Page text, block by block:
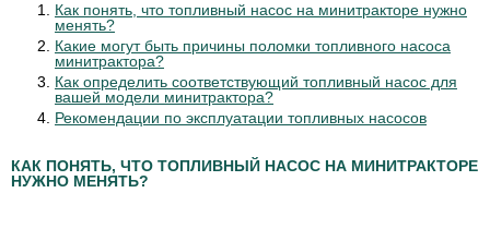
Как понять, что топливный насос на минитракторе нужно
менять?
Какие могут быть причины поломки топливного насоса
минитрактора?
Как определить соответствующий топливный насос для
вашей модели минитрактора?
Рекомендации по эксплуатации топливных насосов
КАК ПОНЯТЬ, ЧТО ТОПЛИВНЫЙ НАСОС НА МИНИТРАКТОРЕ
НУЖНО МЕНЯТЬ?